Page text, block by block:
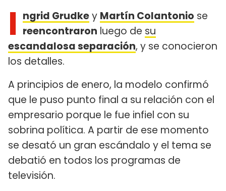
I ngrid Grudkey Martín Colantonio se
reencontraron luego de su
escandalosa separación, y se conocieron
los detalles.
A principios de enero, la modelo confirmó
que le puso punto final a su relación con el
empresario porque le fue infiel con su
sobrina política. A partir de ese momento
se desató un gran escándalo y el tema se
debatió en todos los programas de
televisión.